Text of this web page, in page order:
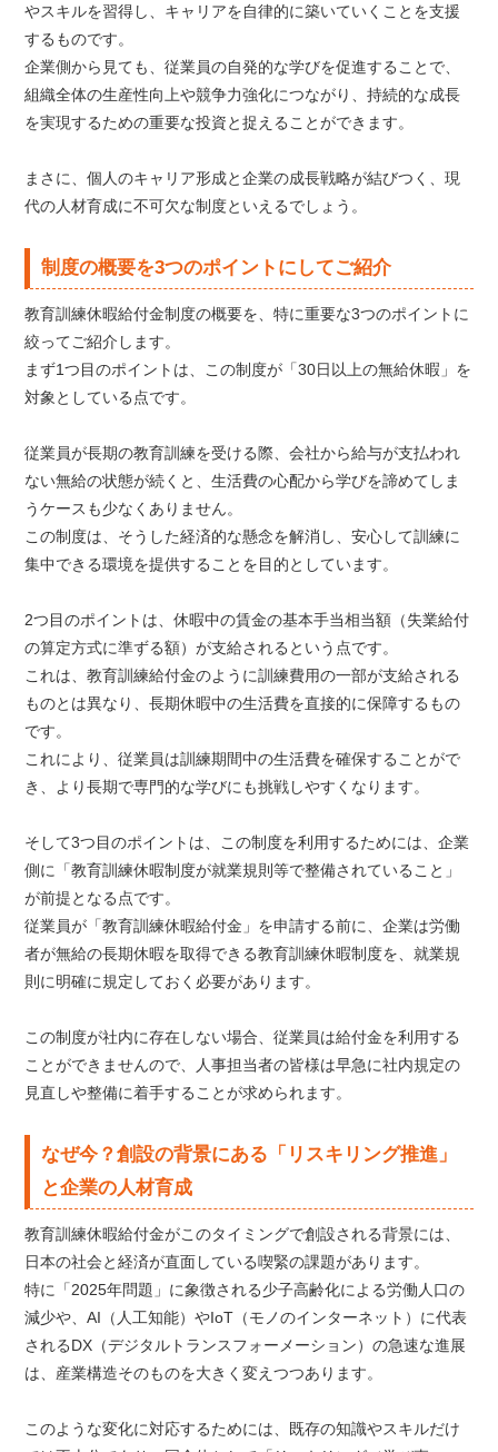
やスキルを習得し、キャリアを自律的に築いていくことを支援
するものです。
企業側から見ても、従業員の自発的な学びを促進することで、
組織全体の生産性向上や競争力強化につながり、持続的な成長
を実現するための重要な投資と捉えることができます。
まさに、個人のキャリア形成と企業の成長戦略が結びつく、現
代の人材育成に不可欠な制度といえるでしょう。
制度の概要を3つのポイントにしてご紹介
教育訓練休暇給付金制度の概要を、特に重要な3つのポイントに
絞ってご紹介します。
まず1つ目のポイントは、この制度が「30日以上の無給休暇」を
対象としている点です。
従業員が長期の教育訓練を受ける際、会社から給与が支払われ
ない無給の状態が続くと、生活費の心配から学びを諦めてしま
うケースも少なくありません。
この制度は、そうした経済的な懸念を解消し、安心して訓練に
集中できる環境を提供することを目的としています。
2つ目のポイントは、休暇中の賃金の基本手当相当額（失業給付
の算定方式に準ずる額）が支給されるという点です。
これは、教育訓練給付金のように訓練費用の一部が支給される
ものとは異なり、長期休暇中の生活費を直接的に保障するもの
です。
これにより、従業員は訓練期間中の生活費を確保することがで
き、より長期で専門的な学びにも挑戦しやすくなります。
そして3つ目のポイントは、この制度を利用するためには、企業
側に「教育訓練休暇制度が就業規則等で整備されていること」
が前提となる点です。
従業員が「教育訓練休暇給付金」を申請する前に、企業は労働
者が無給の長期休暇を取得できる教育訓練休暇制度を、就業規
則に明確に規定しておく必要があります。
この制度が社内に存在しない場合、従業員は給付金を利用する
ことができませんので、人事担当者の皆様は早急に社内規定の
見直しや整備に着手することが求められます。
なぜ今？創設の背景にある「リスキリング推進」
と企業の人材育成
教育訓練休暇給付金がこのタイミングで創設される背景には、
日本の社会と経済が直面している喫緊の課題があります。
特に「2025年問題」に象徴される少子高齢化による労働人口の
減少や、AI（人工知能）やIoT（モノのインターネット）に代表
されるDX（デジタルトランスフォーメーション）の急速な進展
は、産業構造そのものを大きく変えつつあります。
このような変化に対応するためには、既存の知識やスキルだけ